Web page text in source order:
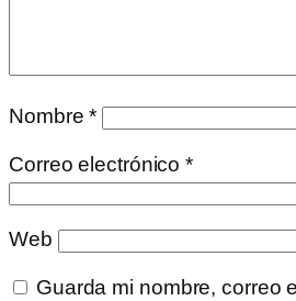
Nombre*
Correo electrónico*
Web
Guarda mi nombre, correo